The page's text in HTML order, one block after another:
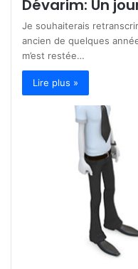
Dévarim: Un
Je souhaiterais
ancien de quelques
m’est restée…
Lire plus »